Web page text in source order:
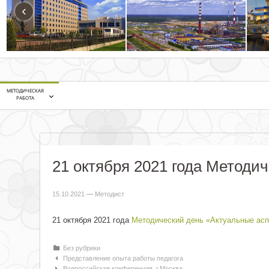
‹
МЕТОДИЧЕСКАЯ
РАБОТА
21 октября 2021 года
15.10.2021 — Методист
21 октября 2021 года Методический день «Актуальные
Рубрики
Без рубрики
Навигация по статьям
Представление опыта работы педагога